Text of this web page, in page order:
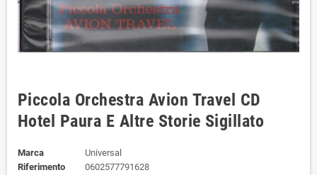
Piccola Orchestra Avion Travel CD
Hotel Paura E Altre Storie Sigillato
Marca
Universal
Riferimento
0602577791628